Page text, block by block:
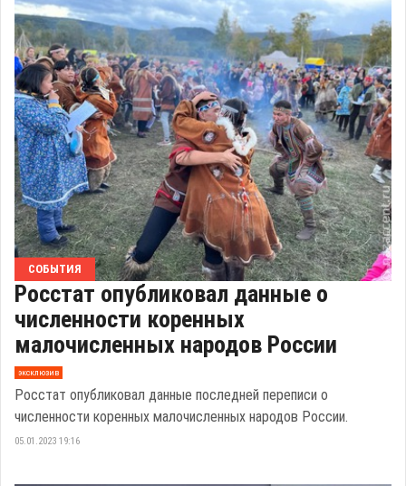
СОБЫТИЯ
Росстат опубликовал данные о
численности коренных
малочисленных народов России
эксклюзив
Росстат опубликовал данные последней переписи о
численности коренных малочисленных народов России.
05.01.2023 19:16